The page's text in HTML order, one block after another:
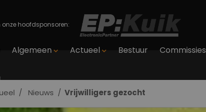
onze hoofdsponsoren:
Algemeen Actueel Bestuur Commissies
Nieuws Vrijwilligers gezocht